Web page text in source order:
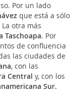
Por un lado
que está a sólo
otra más
Taschoapa. Por
de confluencia
las ciudades de
, con las
Central y, con los
Sur.